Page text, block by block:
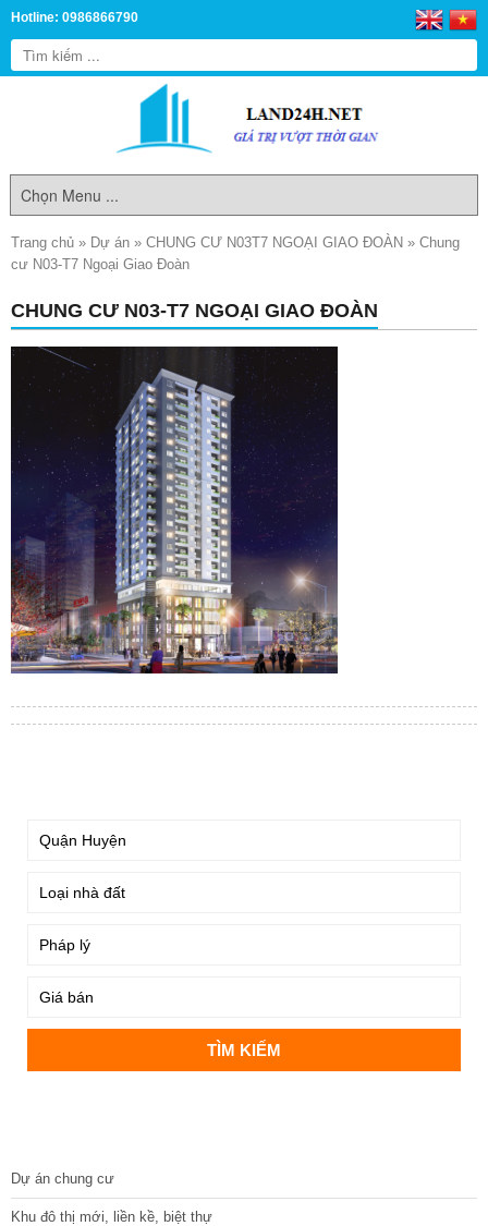
Hotline: 0986866790
Trang chủ » Dự án » CHUNG CƯ N03T7 NGOẠI GIAO ĐOÀN » Chung
cư N03-T7 Ngoại Giao Đoàn
CHUNG CƯ N03-T7 NGOẠI GIAO ĐOÀN
Dự án chung cư
Khu đô thị mới, liền kề, biệt thự